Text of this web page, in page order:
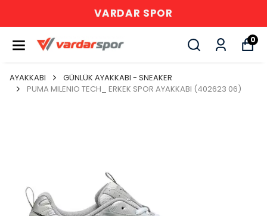
VARDAR SPOR
0
AYAKKABI
GÜNLÜK AYAKKABI - SNEAKER
PUMA MILENIO TECH_ ERKEK SPOR AYAKKABI (402623 06)